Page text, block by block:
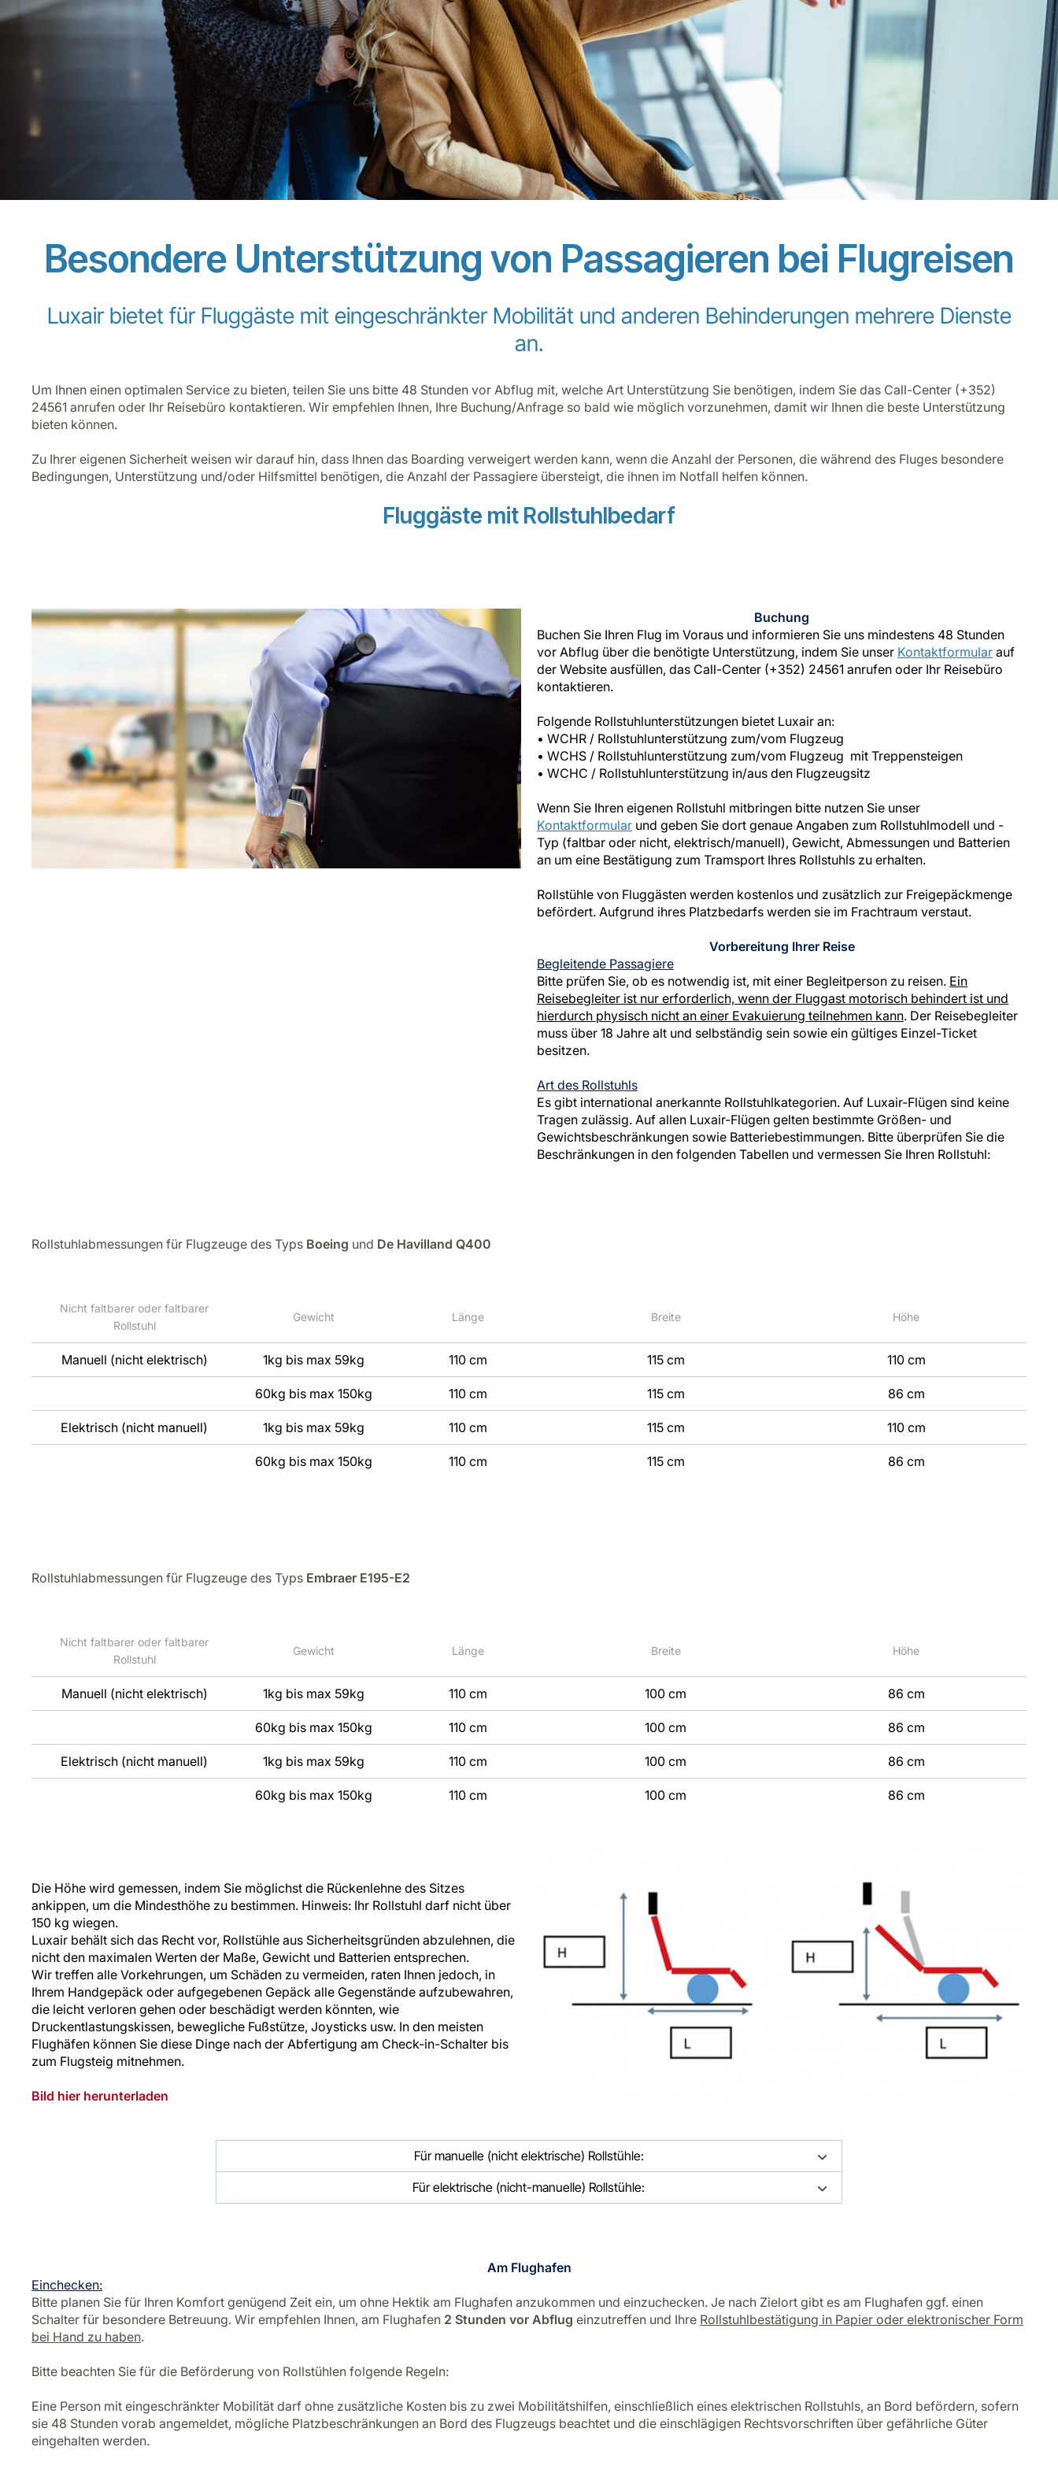
Besondere Unterstützung von Passagieren bei Flugreisen
Luxair bietet für Fluggäste mit eingeschränkter Mobilität und anderen Behinderungen mehrere Dienste
an.
Um Ihnen einen optimalen Service zu bieten, teilen Sie uns bitte 48 Stunden vor Abflug mit, welche Art Unterstützung Sie benötigen, indem Sie das Call-Center (+352)
24561 anrufen oder Ihr Reisebüro kontaktieren. Wir empfehlen Ihnen, Ihre Buchung/Anfrage so bald wie möglich vorzunehmen, damit wir Ihnen die beste Unterstützung
bieten können.
Zu Ihrer eigenen Sicherheit weisen wir darauf hin, dass Ihnen das Boarding verweigert werden kann, wenn die Anzahl der Personen, die während des Fluges besondere
Bedingungen, Unterstützung und/oder Hilfsmittel benötigen, die Anzahl der Passagiere übersteigt, die ihnen im Notfall helfen können.
Fluggäste mit Rollstuhlbedarf
Buchung
Buchen Sie Ihren Flug im Voraus und informieren Sie uns mindestens 48 Stunden
vor Abflug über die benötigte Unterstützung, indem Sie unser Kontaktformular auf
der Website ausfüllen, das Call-Center (+352) 24561 anrufen oder Ihr Reisebüro
kontaktieren.
Folgende Rollstuhlunterstützungen bietet Luxair an:
• WCHR / Rollstuhlunterstützung zum/vom Flugzeug
• WCHS / Rollstuhlunterstützung zum/vom Flugzeug mit Treppensteigen
• WCHC / Rollstuhlunterstützung in/aus den Flugzeugsitz
Wenn Sie Ihren eigenen Rollstuhl mitbringen bitte nutzen Sie unser
Kontaktformular und geben Sie dort genaue Angaben zum Rollstuhlmodell und -
Typ (faltbar oder nicht, elektrisch/manuell), Gewicht, Abmessungen und Batterien
an um eine Bestätigung zum Tramsport Ihres Rollstuhls zu erhalten.
Rollstühle von Fluggästen werden kostenlos und zusätzlich zur Freigepäckmenge
befördert. Aufgrund ihres Platzbedarfs werden sie im Frachtraum verstaut.
Vorbereitung Ihrer Reise
Begleitende Passagiere
Bitte prüfen Sie, ob es notwendig ist, mit einer Begleitperson zu reisen. Ein
Reisebegleiter ist nur erforderlich, wenn der Fluggast motorisch behindert ist und
hierdurch physisch nicht an einer Evakuierung teilnehmen kann. Der Reisebegleiter
muss über 18 Jahre alt und selbständig sein sowie ein gültiges Einzel-Ticket
besitzen.
Art des Rollstuhls
Es gibt international anerkannte Rollstuhlkategorien. Auf Luxair-Flügen sind keine
Tragen zulässig. Auf allen Luxair-Flügen gelten bestimmte Größen- und
Gewichtsbeschränkungen sowie Batteriebestimmungen. Bitte überprüfen Sie die
Beschränkungen in den folgenden Tabellen und vermessen Sie Ihren Rollstuhl:
Rollstuhlabmessungen für Flugzeuge des Typs Boeing und De Havilland Q400
Nicht faltbarer oder faltbarer
Rollstuhl
Gewicht Länge Breite Höhe
Manuell (nicht elektrisch) 1kg bis max 59kg 110 cm 115 cm 110 cm
60kg bis max 150kg 110 cm 115 cm 86 cm
Elektrisch (nicht manuell) 1kg bis max 59kg 110 cm 115 cm 110 cm
60kg bis max 150kg 110 cm 115 cm 86 cm
Rollstuhlabmessungen für Flugzeuge des Typs Embraer E195-E2
Nicht faltbarer oder faltbarer
Rollstuhl
Gewicht Länge Breite Höhe
Manuell (nicht elektrisch) 1kg bis max 59kg 110 cm 100 cm 86 cm
60kg bis max 150kg 110 cm 100 cm 86 cm
Elektrisch (nicht manuell) 1kg bis max 59kg 110 cm 100 cm 86 cm
60kg bis max 150kg 110 cm 100 cm 86 cm
Die Höhe wird gemessen, indem Sie möglichst die Rückenlehne des Sitzes
ankippen, um die Mindesthöhe zu bestimmen. Hinweis: Ihr Rollstuhl darf nicht über
150 kg wiegen.
Luxair behält sich das Recht vor, Rollstühle aus Sicherheitsgründen abzulehnen, die
nicht den maximalen Werten der Maße, Gewicht und Batterien entsprechen.
Wir treffen alle Vorkehrungen, um Schäden zu vermeiden, raten Ihnen jedoch, in
Ihrem Handgepäck oder aufgegebenen Gepäck alle Gegenstände aufzubewahren,
die leicht verloren gehen oder beschädigt werden könnten, wie
Druckentlastungskissen, bewegliche Fußstütze, Joysticks usw. In den meisten
Flughäfen können Sie diese Dinge nach der Abfertigung am Check-in-Schalter bis
zum Flugsteig mitnehmen.
Bild hier herunterladen
Für manuelle (nicht elektrische) Rollstühle:
Für elektrische (nicht-manuelle) Rollstühle:
Am Flughafen
Einchecken:
Bitte planen Sie für Ihren Komfort genügend Zeit ein, um ohne Hektik am Flughafen anzukommen und einzuchecken. Je nach Zielort gibt es am Flughafen ggf. einen
Schalter für besondere Betreuung. Wir empfehlen Ihnen, am Flughafen 2 Stunden vor Abflug einzutreffen und Ihre Rollstuhlbestätigung in Papier oder elektronischer Form
bei Hand zu haben.
Bitte beachten Sie für die Beförderung von Rollstühlen folgende Regeln:
Eine Person mit eingeschränkter Mobilität darf ohne zusätzliche Kosten bis zu zwei Mobilitätshilfen, einschließlich eines elektrischen Rollstuhls, an Bord befördern, sofern
sie 48 Stunden vorab angemeldet, mögliche Platzbeschränkungen an Bord des Flugzeugs beachtet und die einschlägigen Rechtsvorschriften über gefährliche Güter
eingehalten werden.